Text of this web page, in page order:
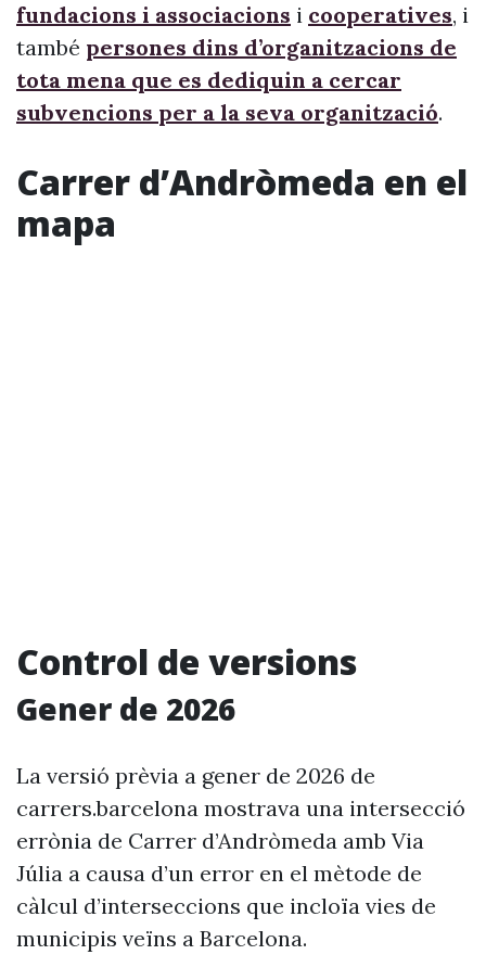
fundacions i associacions i cooperatives, i
també persones dins d’organitzacions de
tota mena que es dediquin a cercar
subvencions per a la seva organització.
Carrer d’Andròmeda en el
mapa
Control de versions
Gener de 2026
La versió prèvia a gener de 2026 de
carrers.barcelona mostrava una intersecció
errònia de Carrer d’Andròmeda amb Via
Júlia a causa d’un error en el mètode de
càlcul d’interseccions que incloïa vies de
municipis veïns a Barcelona.